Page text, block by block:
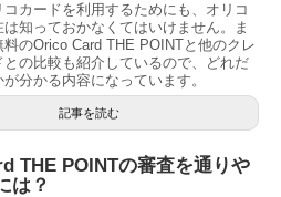
コカードを利用するためにも、オリコ
は知っておかなくてはいけません。ま
料のOrico Card THE POINTと他のクレ
との比較も紹介しているので、どれだ
分かる内容になっています。
記事を読む
THE POINTの審査を通りや
は？